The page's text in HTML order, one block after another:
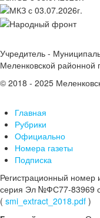
Учредитель -
Меленковской районной
© 2018 - 2025
Главная
Рубрики
Официально
Номера газеты
Подписка
Регистрационный номер
серия Эл №ФС77-83969
( smi_extract_2018.pdf )